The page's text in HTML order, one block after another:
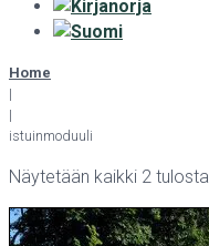
Home
|
|
istuinmoduuli
Näytetään kaikki 2 tulosta